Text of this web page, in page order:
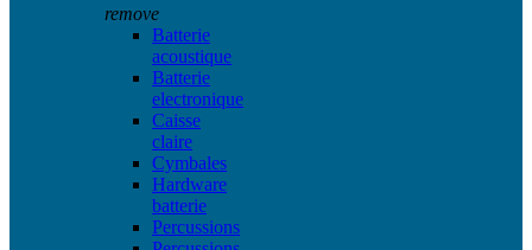
remove
Batterie
acoustique
Batterie
electronique
Caisse
claire
Cymbales
Hardware
batterie
Percussions